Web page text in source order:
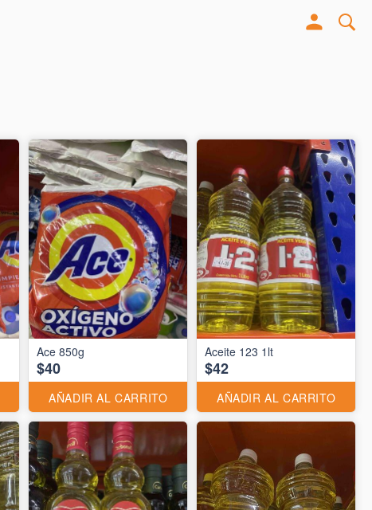
Ace 850g
$40
AÑADIR AL CARRITO
Aceite 123 1lt
$42
AÑADIR AL CARRITO